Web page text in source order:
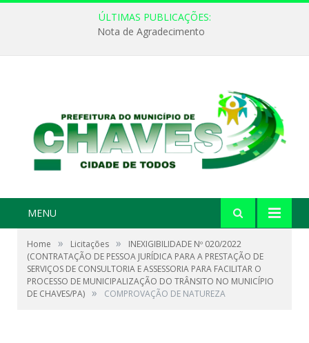
ÚLTIMAS PUBLICAÇÕES:
Nota de Agradecimento
MENU
Home » Licitações »
INEXIGIBILIDADE Nº 020/2022
(CONTRATAÇÃO DE PESSOA JURÍDICA PARA A PRESTAÇÃO DE
SERVIÇOS DE CONSULTORIA E ASSESSORIA PARA FACILITAR O
PROCESSO DE MUNICIPALIZAÇÃO DO TRÂNSITO NO MUNICÍPIO
DE CHAVES/PA) » COMPROVAÇÃO DE NATUREZA